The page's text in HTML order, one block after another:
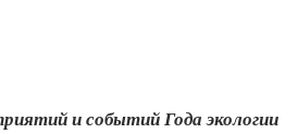
и событий Года экологии